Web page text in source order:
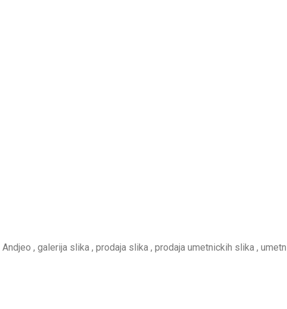
, galerija slika , prodaja slika , prodaja umetnickih slika ,